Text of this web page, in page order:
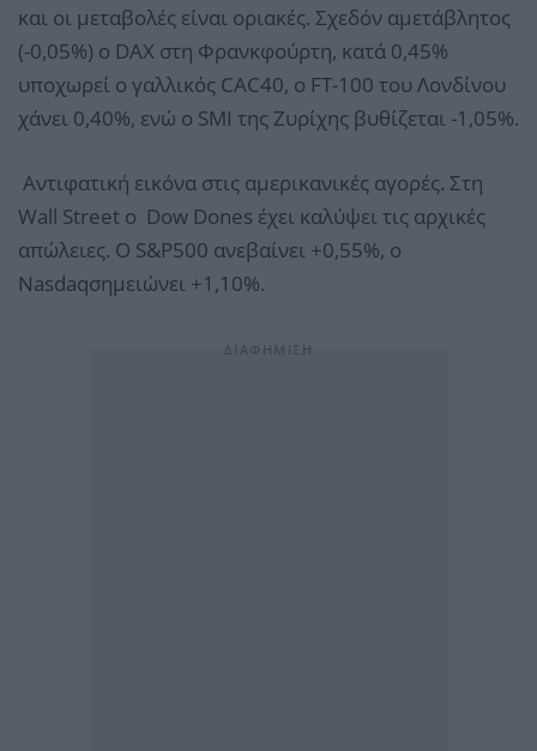
και οι μεταβολές είναι οριακές. Σχεδόν αμετάβλητος
(-0,05%) ο DAX στη Φρανκφούρτη, κατά 0,45%
υποχωρεί ο γαλλικός CAC40, ο FT-100 του Λονδίνου
χάνει 0,40%, ενώ ο SMI της Ζυρίχης βυθίζεται -1,05%.
Αντιφατική εικόνα στις αμερικανικές αγορές. Στη
Wall Street o Dow Dones έχει καλύψει τις αρχικές
απώλειες. Ο S&P500 ανεβαίνει +0,55%, ο
Nasdaqσημειώνει +1,10%.